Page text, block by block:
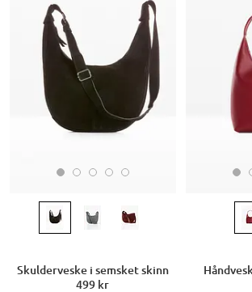
Skulderveske i semsket skinn
499 kr